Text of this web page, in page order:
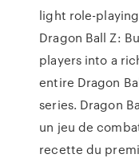
light role-
Dragon Ball Z:
players into a
entire Dragon
series. Dragon
un jeu de
recette du